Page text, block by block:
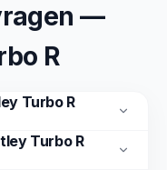
—
R
Turbo R
Turbo R